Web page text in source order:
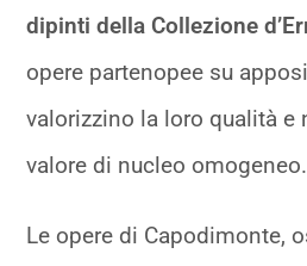
dipinti della Collezione
opere partenopee su
valorizzino la loro qualità e
valore di nucleo omogeneo.
Le opere di Capodimonte,